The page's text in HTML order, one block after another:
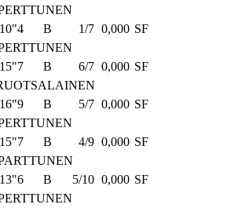
B 1/7 0,000 SF
B 6/7 0,000 SF
B 5/7 0,000 SF
B 4/9 0,000 SF
B 5/10 0,000 SF